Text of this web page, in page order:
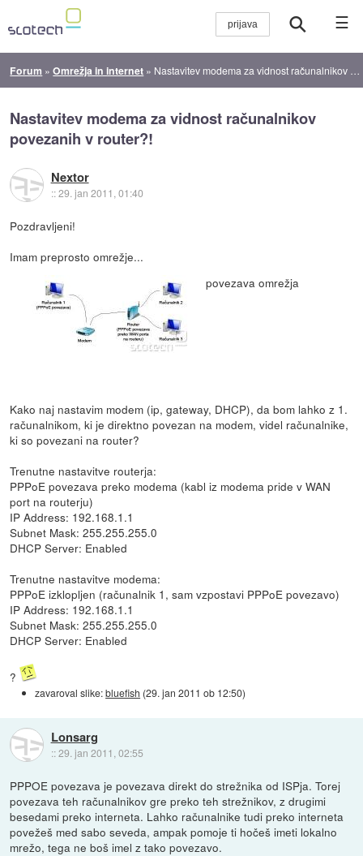
☰
Forum »Omrežja in internet » Nastavitev modema za vidnost računalnikov povezanih v router?!
Nastavitev modema za vidnost računalnikov
povezanih v router?!
Nextor
::29. jan 2011, 01:40
Pozdravljeni!
Imam preprosto omrežje...
povezava omrežja
Kako naj nastavim modem (ip, gateway, DHCP), da bom lahko z 1.
računalnikom, ki je direktno povezan na modem, videl računalnike,
ki so povezani na router?
Trenutne nastavitve routerja:
PPPoE povezava preko modema (kabl iz modema pride v WAN
port na routerju)
IP Address: 192.168.1.1
Subnet Mask: 255.255.255.0
DHCP Server: Enabled
Trenutne nastavitve modema:
PPPoE izklopljen (računalnik 1, sam vzpostavi PPPoE povezavo)
IP Address: 192.168.1.1
Subnet Mask: 255.255.255.0
DHCP Server: Enabled
?
zavaroval slike:bluefish (29. jan 2011 ob 12:50)
Lonsarg
::29. jan 2011, 02:55
PPPOE povezava je povezava direkt do strežnika od ISPja. Torej
povezava teh računalnikov gre preko teh strežnikov, z drugimi
besedami preko interneta. Lahko računalnike tudi preko interneta
povežeš med sabo seveda, ampak pomoje ti hočeš imeti lokalno
mrežo, tega ne boš imel z tako povezavo.